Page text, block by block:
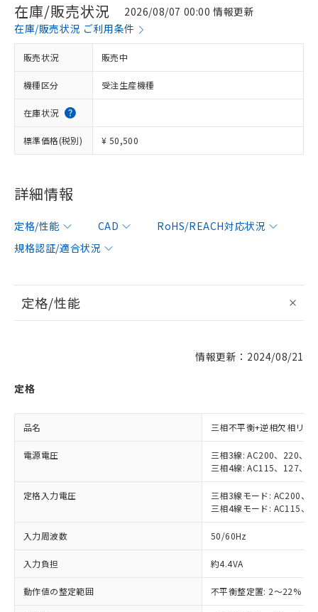
在庫/販売状況
2026/08/07 00:00 情報更新
在庫/販売状況 ご利用条件
販売状況 販売中
機種区分 受注生産機種
在庫状況
標準価格(税別) ¥ 50,500
詳細情報
定格/性能 CAD
RoHS/REACH対応状況
規格認証/適合状況
定格/性能
情報更新：2024/08/21
定格
品名 三相不平衡+逆相欠相リレ
電源電圧
三相3線: AC200、220、
三相4線: AC115、127、
定格入力電圧
三相3線モード: AC200、
三相4線モード: AC115、
入力周波数 50/60Hz
入力負担 約4.4VA
動作値の整定範囲 不平衡整定置: 2～22%